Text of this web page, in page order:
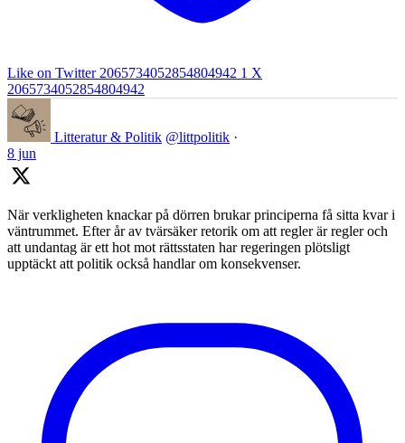
Like on Twitter 2065734052854804942 1 X
2065734052854804942
Litteratur & Politik @littpolitik ·
8 jun
När verkligheten knackar på dörren brukar principerna få sitta kvar i
väntrummet. Efter år av tvärsäker retorik om att regler är regler och
att undantag är ett hot mot rättsstaten har regeringen plötsligt
upptäckt att politik också handlar om konsekvenser.